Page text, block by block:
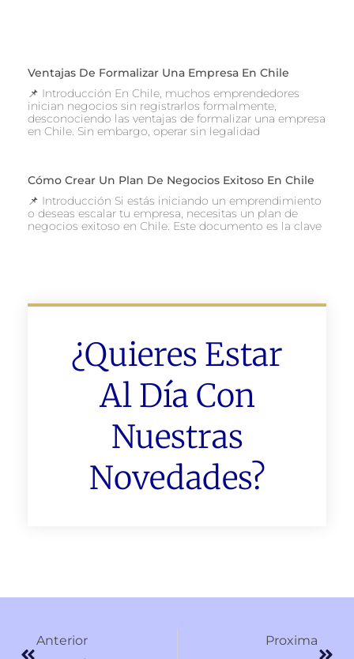
Ventajas De Formalizar Una Empresa En Chile
📌 Introducción En Chile, muchos emprendedores
inician negocios sin registrarlos formalmente,
desconociendo las ventajas de formalizar una empresa
en Chile. Sin embargo, operar sin legalidad
Cómo Crear Un Plan De Negocios Exitoso En Chile
📌 Introducción Si estás iniciando un emprendimiento
o deseas escalar tu empresa, necesitas un plan de
negocios exitoso en Chile. Este documento es la clave
¿Quieres Estar
Al Día Con
Nuestras
Novedades?
Anterior Proxima